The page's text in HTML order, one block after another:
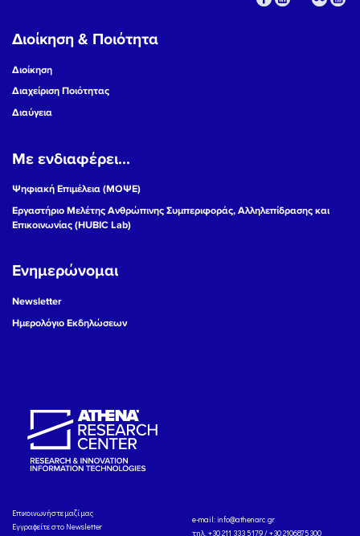
Διοίκηση & Ποιότητα
Διοίκηση
Διαχείριση Ποιότητας
Διαύγεια
Με ενδιαφέρει...
Ψηφιακή Επιμέλεια (ΜΟΨΕ)
Εργαστήριο Μελέτης Ανθρώπινης Συμπεριφοράς, Αλληλεπίδρασης και
Επικοινωνίας (HUBIC Lab)
Ενημερώνομαι
Newsletter
Ημερολόγιο Εκδηλώσεων
Eπικοινωνήστε μαζί μας
Εγγραφείτε στο Newsletter
e-mail: info@athenarc.gr
τηλ. +30 211 333 5179 / +30 2106875300